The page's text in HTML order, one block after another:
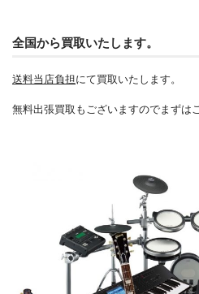
全国から買取いたします。
送料当店負担にて買取いたします。
無料出張買取もございますのでまずは